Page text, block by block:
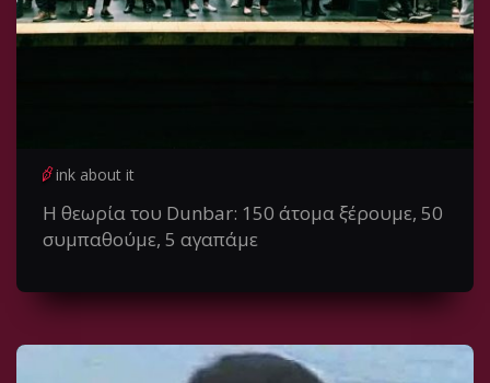
ink about it
Η θεωρία του Dunbar: 150 άτομα ξέρουμε, 50
συμπαθούμε, 5 αγαπάμε